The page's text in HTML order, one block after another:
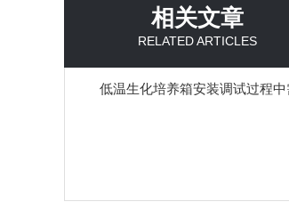
相关文章
RELATED ARTICLES